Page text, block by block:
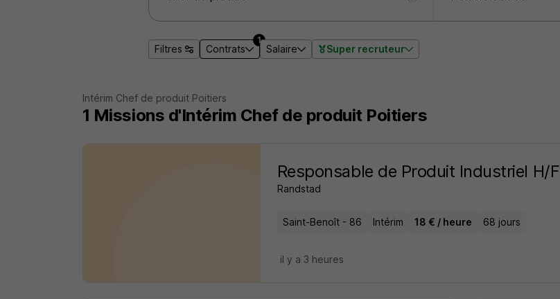
Filtres Contrats
1
Salaire Super recruteur
Intérim Chef de produit Poitiers
1 Missions d'Intérim Chef de produit Poitiers
Responsable de Produit Industriel H/F
Randstad
Saint-Benoît - 86 Intérim 18 € / heure 68 jours
il y a 3 heures